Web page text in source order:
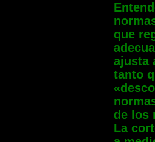
que
ajusta
tanto
de los
La